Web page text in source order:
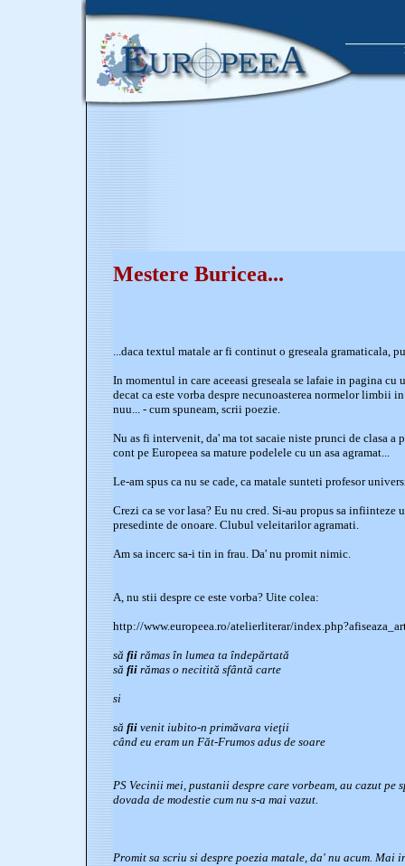
Mestere Buricea...
...daca textul matale ar fi continut o greseala gramaticala,
In momentul in care aceeasi greseala se lafaie in pagina cu
decat ca este vorba despre necunoasterea normelor limbii
nuu... - cum spuneam, scrii poezie.
Nu as fi intervenit, da' ma tot sacaie niste prunci de clasa a
cont pe Europeea sa mature podelele cu un asa agramat...
Le-am spus ca nu se cade, ca matale sunteti profesor
Crezi ca se vor lasa? Eu nu cred. Si-au propus sa infiinteze
presedinte de onoare. Clubul veleitarilor agramati.
Am sa incerc sa-i tin in frau. Da' nu promit nimic.
A, nu stii despre ce este vorba? Uite colea:
http://www.europeea.ro/atelierliterar/
să fiirămas în lumea ta îndepărtată
să fiirămas o necitită sfântă carte
si
să fiivenit iubito-n primăvara vieţii
când eu eram un Făt-Frumos adus de soare
PS Vecinii mei, pustanii despre care vorbeam, au cazut pe
dovada de modestie cum nu s-a mai vazut.
Promit sa scriu si despre poezia matale, da' nu acum. Mai